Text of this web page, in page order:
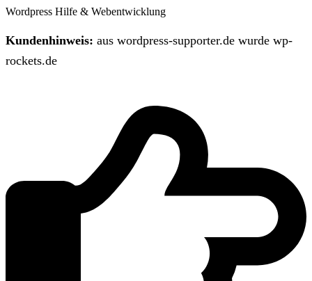
Wordpress Hilfe & Webentwicklung
Kundenhinweis: aus wordpress-supporter.de wurde wp-
rockets.de